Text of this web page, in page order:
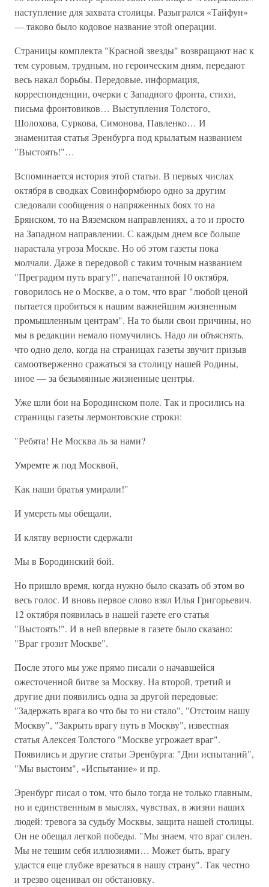
наступление для захвата столицы. Разыгрался «Тайфун»
— таково было кодовое название этой операции.
Страницы комплекта "Красной звезды" возвращают нас к
тем суровым, трудным, но героическим дням, передают
весь накал борьбы. Передовые, информация,
корреспонденции, очерки с Западного фронта, стихи,
письма фронтовиков… Выступления Толстого,
Шолохова, Суркова, Симонова, Павленко… И
знаменитая статья Эренбурга под крылатым названием
"Выстоять!"…
Вспоминается история этой статьи. В первых числах
октября в сводках Совинформбюро одно за другим
следовали сообщения о напряженных боях то на
Брянском, то на Вяземском направлениях, а то и просто
на Западном направлении. С каждым днем все больше
нарастала угроза Москве. Но об этом газеты пока
молчали. Даже в передовой с таким точным названием
"Преградим путь врагу!", напечатанной 10 октября,
говорилось не о Москве, а о том, что враг "любой ценой
пытается пробиться к нашим важнейшим жизненным
промышленным центрам". На то были свои причины, но
мы в редакции немало помучились. Надо ли объяснять,
что одно дело, когда на страницах газеты звучит призыв
самоотверженно сражаться за столицу нашей Родины,
иное — за безымянные жизненные центры.
Уже шли бои на Бородинском поле. Так и просились на
страницы газеты лермонтовские строки:
"Ребята! Не Москва ль за нами?
Умремте ж под Москвой,
Как наши братья умирали!"
И умереть мы обещали,
И клятву верности сдержали
Мы в Бородинский бой.
Но пришло время, когда нужно было сказать об этом во
весь голос. И вновь первое слово взял Илья Григорьевич.
12 октября появилась в нашей газете его статья
"Выстоять!". И в ней впервые в газете было сказано:
"Враг грозит Москве".
После этого мы уже прямо писали о начавшейся
ожесточенной битве за Москву. На второй, третий и
другие дни появились одна за другой передовые:
"Задержать врага во что бы то ни стало", "Отстоим нашу
Москву", "Закрыть врагу путь в Москву", известная
статья Алексея Толстого "Москве угрожает враг".
Появились и другие статьи Эренбурга: "Дни испытаний",
"Мы выстоим", «Испытание» и пр.
Эренбург писал о том, что было тогда не только главным,
но и единственным в мыслях, чувствах, в жизни наших
людей: тревога за судьбу Москвы, защита нашей столицы.
Он не обещал легкой победы. "Мы знаем, что враг силен.
Мы не тешим себя иллюзиями… Может быть, врагу
удастся еще глубже врезаться в нашу страну". Так честно
и трезво оценивал он обстановку.